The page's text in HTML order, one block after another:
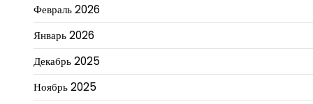
Февраль 2026
Январь 2026
Декабрь 2025
Ноябрь 2025